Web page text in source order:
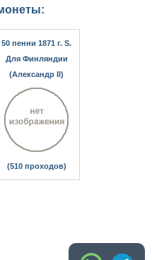
50 пенни 1871 г. S.
Для Финляндии
(Александр II)
(510 проходов)